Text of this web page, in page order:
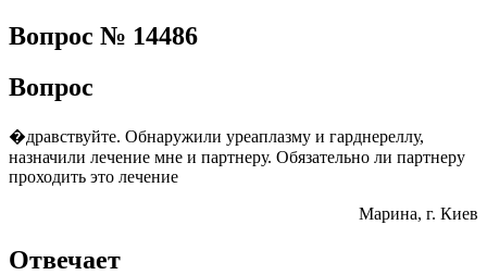
Вопрос № 14486
Вопрос
�дравствуйте. Обнаружили уреаплазму и гарднереллу,
назначили лечение мне и партнеру. Обязательно ли партнеру
проходить это лечение
Марина, г. Киев
Отвечает